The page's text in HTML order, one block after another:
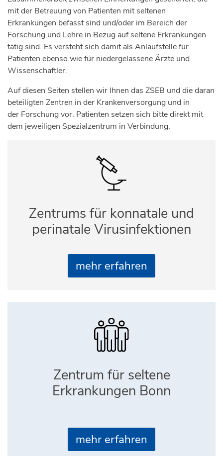
mit der Betreuung von Patienten mit seltenen
Erkrankungen befasst sind und/oder im Bereich der
Forschung und Lehre in Bezug auf seltene Erkrankungen
tätig sind. Es versteht sich damit als Anlaufstelle für
Patienten ebenso wie für niedergelassene Ärzte und
Wissenschaftler.
Auf diesen Seiten stellen wir Ihnen das ZSEB und die daran
beteiligten Zentren in der Krankenversorgung und in
der Forschung vor. Patienten setzen sich bitte direkt mit
dem jeweiligen Spezialzentrum in Verbindung.
Zentrums für konnatale und
perinatale Virusinfektionen
mehr erfahren
Zentrum für seltene
Erkrankungen Bonn
mehr erfahren